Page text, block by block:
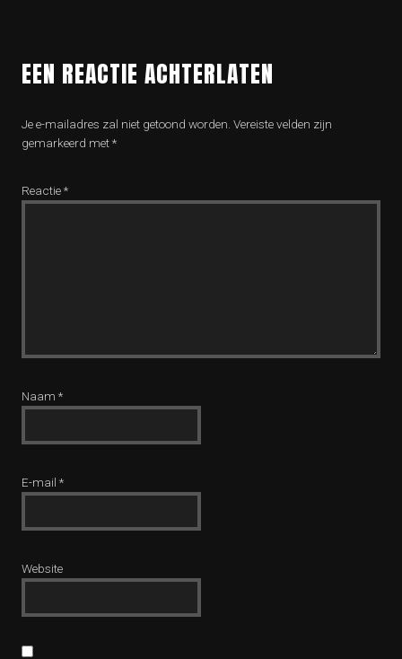
EEN REACTIE ACHTERLATEN
Je e-mailadres zal niet getoond worden. Vereiste velden zijn
gemarkeerd met*
Reactie*
Naam *
E-mail *
Website